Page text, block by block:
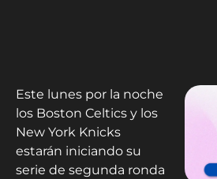
Este lunes por la noche
los Boston Celtics y los
New York Knicks
estarán iniciando su
serie de segunda ronda